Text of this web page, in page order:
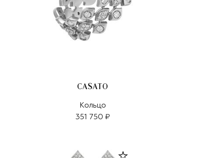
CASATO
Кольцо
351 750 ₽